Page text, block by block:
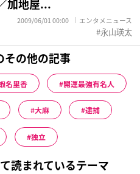
加地屋...
2009/06/01 00:00 エンタメニュース
永山瑛太
その他の記事
名里香 開運最強有名人
大麻 逮捕
独立
読まれているテーマ